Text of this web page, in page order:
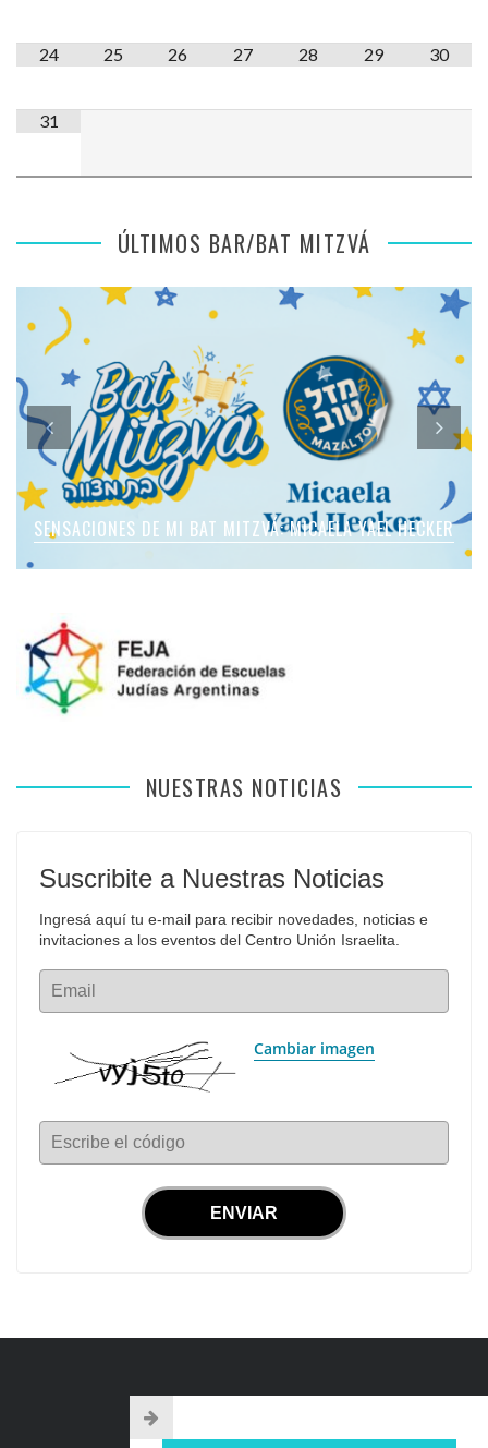
24 25 26 27 28 29 30
31
ÚLTIMOS BAR/BAT MITZVÁ
SENSACIONES DE MI BAT MITZVÁ: MICAELA YAEL HECKER
SENSACIONES DE MI BAT MITZVÁ: MARTINA SOL LEVY
SENSACIONES DE MI BAT MITZVÁ: MICAELA ROMANO
APFELBAUM
SENSACIONES DE MI BAT MITZVÁ: VIOLETA LIEBMAN
SENSACIONES EN MI BAR MITZVÁ: VITALI GUIDA
NUESTRAS NOTICIAS
Suscribite a Nuestras Noticias
Ingresá aquí tu e-mail para recibir novedades, noticias e
invitaciones a los eventos del Centro Unión Israelita.
Email
Cambiar imagen
Escribe el código
INFO DE CONTACTO